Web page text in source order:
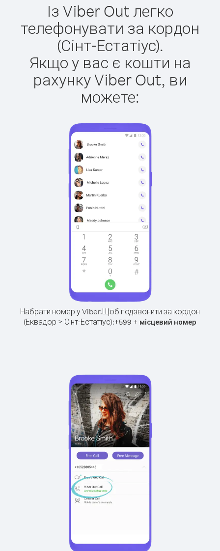
Із Viber Out легко
телефонувати за кордон
(Сінт-Естатіус).
Якщо у вас є кошти на
рахунку Viber Out, ви
можете:
Набрати номер у Viber.Щоб подзвонити за кордон
(Еквадор > Сінт-Естатіус):+599 + місцевий номер